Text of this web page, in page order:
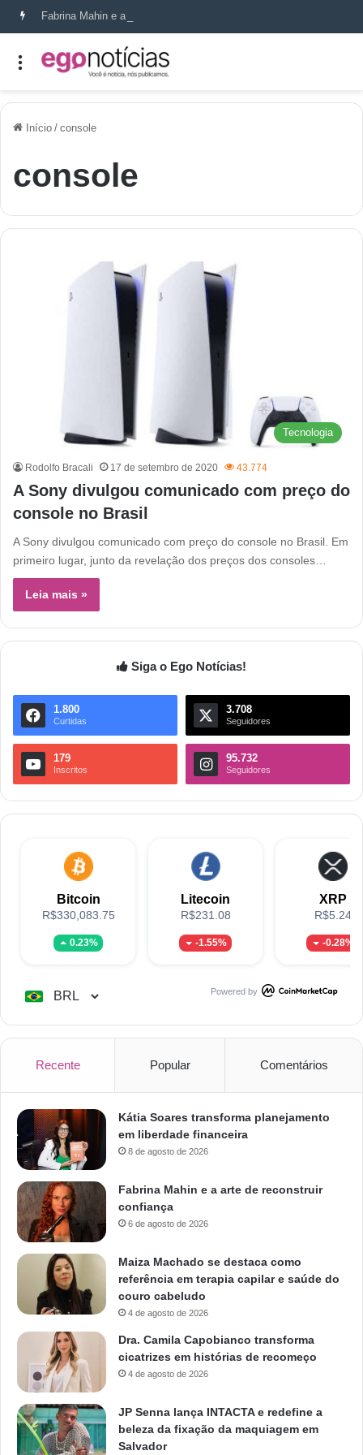
Fabrina Mahin e a arte de reconstruir confiança
Início / console
console
Tecnologia
Rodolfo Bracali 17 de setembro de 2020 43.774
A Sony divulgou comunicado com preço do
console no Brasil
A Sony divulgou comunicado com preço do console no Brasil. Em
primeiro lugar, junto da revelação dos preços dos consoles…
Leia mais »
Siga o Ego Notícias!
1.800
Curtidas
3.708
Seguidores
179
Inscritos
95.732
Seguidores
Bitcoin
R$330,083.75
0.23%
Litecoin
R$231.08
-1.55%
XRP
R$5.24
-0.28%
Powered by
Recente Popular Comentários
Kátia Soares transforma planejamento
em liberdade financeira
8 de agosto de 2026
Fabrina Mahin e a arte de reconstruir
confiança
6 de agosto de 2026
Maiza Machado se destaca como
referência em terapia capilar e saúde do
couro cabeludo
4 de agosto de 2026
Dra. Camila Capobianco transforma
cicatrizes em histórias de recomeço
4 de agosto de 2026
JP Senna lança INTACTA e redefine a
beleza da fixação da maquiagem em
Salvador